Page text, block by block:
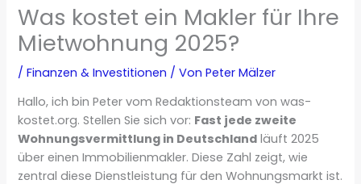
Was kostet ein Makler für Ihre
Mietwohnung 2025?
/Finanzen & Investitionen / VonPeter Mälzer
Hallo, ich bin Peter vom Redaktionsteam von was-
kostet.org. Stellen Sie sich vor: Fast jede zweite
Wohnungsvermittlung in Deutschland läuft 2025
über einen Immobilienmakler. Diese Zahl zeigt, wie
zentral diese Dienstleistung für den Wohnungsmarkt ist.